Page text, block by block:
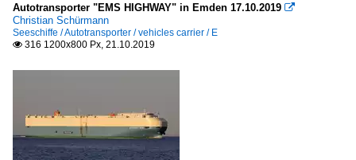
Autotransporter "EMS HIGHWAY" in Emden 17.10.2019 
Christian Schürmann
Seeschiffe / Autotransporter / vehicles carrier / E
 316 1200x800 Px, 21.10.2019